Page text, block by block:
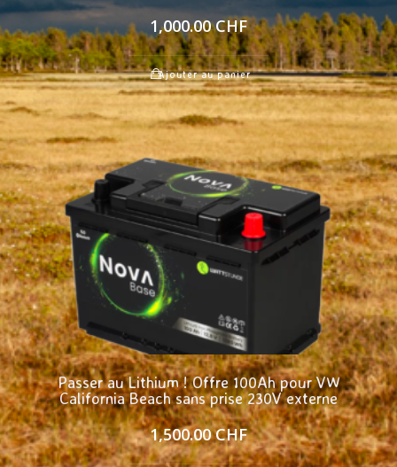
1,000.00CHF
Ajouter au panier
Passer au Lithium ! Offre 100Ah pour VW
California Beach sans prise 230V externe
1,500.00CHF